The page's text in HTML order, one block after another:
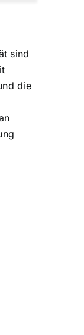
sind
die